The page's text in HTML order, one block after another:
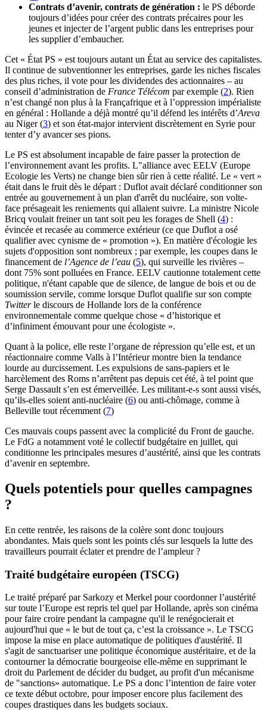
Contrats d’avenir, contrats de génération : le PS déborde
toujours d’idées pour créer des contrats précaires pour les
jeunes et injecter de l’argent public dans les entreprises pour
les supplier d’embaucher.
Cet « État PS » est toujours autant un État au service des capitalistes.
Il continue de subventionner les entreprises, garde les niches fiscales
des plus riches, il vote pour les dividendes des actionnaires – au
conseil d’administration de France Télécom par exemple (2). Rien
n’est changé non plus à la Françafrique et à l’oppression impérialiste
en général : Hollande a déjà montré qu’il défend les intérêts d’Areva
au Niger (3) et son état-major intervient discrètement en Syrie pour
tenter d’y avancer ses pions.
Le PS est absolument incapable de faire passer la protection de
l’environnement avant les profits. L"alliance avec EELV (Europe
Ecologie les Verts) ne change bien sûr rien à cette réalité. Le « vert »
était dans le fruit dès le départ : Duflot avait déclaré conditionner son
entrée au gouvernement à un plan d'arrêt du nucléaire, son volte-
face présageait les reniements qui allaient suivre. La ministre Nicole
Bricq voulait freiner un tant soit peu les forages de Shell (4) :
évincée et recasée au commerce extérieur (ce que Duflot a osé
qualifier avec cynisme de « promotion »). En matière d'écologie les
sujets d'opposition sont nombreux ; par exemple, les coupes dans le
financement de l’Agence de l’eau (5), qui surveille les rivières –
dont 75% sont polluées en France. EELV cautionne totalement cette
politique, n'étant capable que de silence, de langue de bois et ou de
soumission servile, comme lorsque Duflot qualifie sur son compte
Twitterle discours de Hollande lors de la conférence
environnementale comme quelque chose « d’historique et
d’infiniment émouvant pour une écologiste ».
Quant à la police, elle reste l’organe de répression qu’elle est, et un
réactionnaire comme Valls à l’Intérieur montre bien la tendance
lourde au durcissement. Les expulsions de sans-papiers et le
harcèlement des Roms n’arrêtent pas depuis cet été, à tel point que
Serge Dassault s’en est émerveillée. Les militant-e-s sont aussi visés,
qu’ils-elles soient anti-nucléaire (6) ou anti-chômage, comme à
Belleville tout récemment (7)
Ces mauvais coups passent avec la complicité du Front de gauche.
Le FdG a notamment voté le collectif budgétaire en juillet, qui
conditionne les principales mesures d’austérité, ainsi que les contrats
d’avenir en septembre.
Quels potentiels pour quelles campagnes
?
En cette rentrée, les raisons de la colère sont donc toujours
abondantes. Mais quels sont les points clés sur lesquels la lutte des
travailleurs pourrait éclater et prendre de l’ampleur ?
Traité budgétaire européen (TSCG)
Le traité préparé par Sarkozy et Merkel pour coordonner l’austérité
sur toute l’Europe est repris tel quel par Hollande, après son cinéma
pour faire croire pendant la campagne qu'il le renégocierait et
aujourd'hui que « le but de tout ça, c’est la croissance ». Le TSCG
impose la mise en place automatique de politiques d'austérité. Il
s'agit de sanctuariser une politique économique austéritaire, et de la
contourner la démocratie bourgeoise elle-même en supprimant le
droit du Parlement de décider du budget, au profit d'un mécanisme
de "sanctions» automatique. Le PS a donc l’intention de faire voter
ce texte début octobre, pour imposer encore plus facilement des
coupes drastiques dans les budgets sociaux.